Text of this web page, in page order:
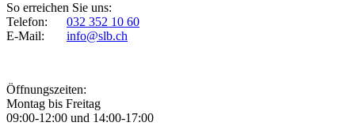
So erreichen Sie uns:
Telefon: 032 352 10 60
E-Mail: info@slb.ch
Öffnungszeiten:
Montag bis Freitag
09:00-12:00 und 14:00-17:00